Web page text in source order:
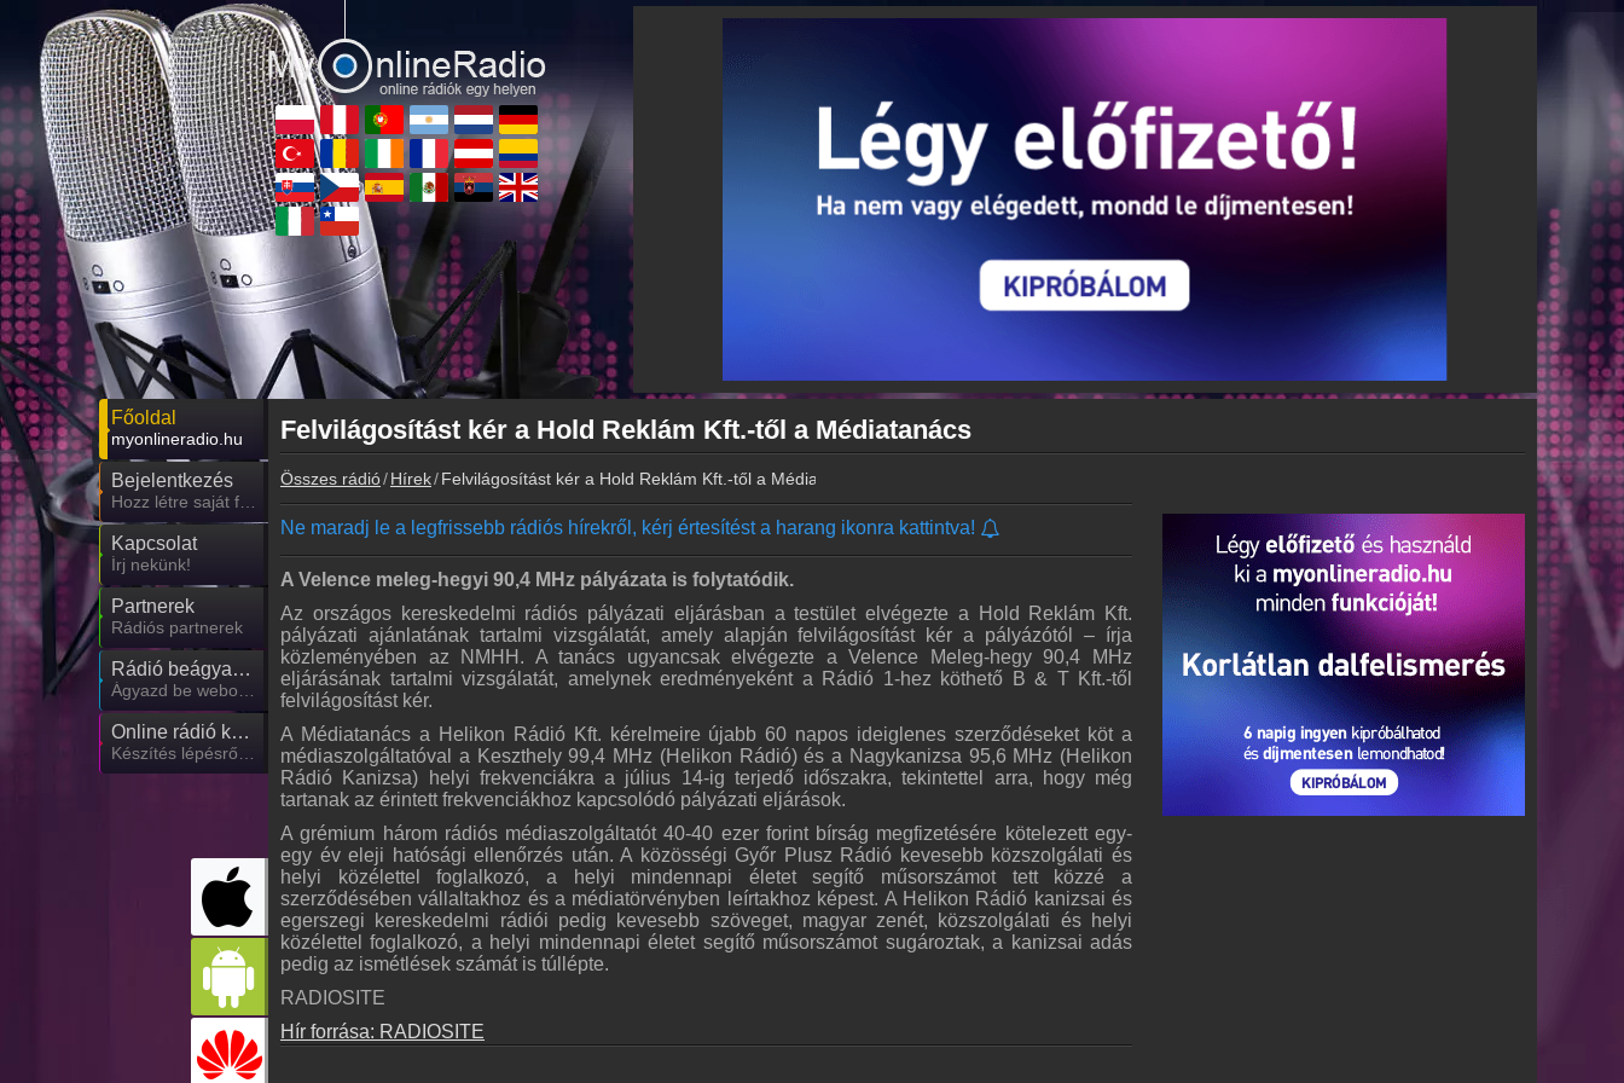
Főoldal
myonlineradio.hu
Bejelentkezés
Hozz létre saját fiókot!
Kapcsolat
Írj nekünk!
Partnerek
Rádiós partnerek
Rádió beágyazás
Ágyazd be weboldaladba
Online rádió készítés
Készítés lépésről lépésre
Felvilágosítást kér a Hold Reklám Kft.-től a Médiatanács
Összes rádió Hírek Felvilágosítást kér a Hold Reklám Kft.-től a Médiatanács
Ne maradj le a legfrissebb rádiós hírekről, kérj értesítést a harang ikonra kattintva!
A Velence meleg-hegyi 90,4 MHz pályázata is folytatódik.
Az országos kereskedelmi rádiós pályázati eljárásban a testület elvégezte a Hold Reklám Kft.
pályázati ajánlatának tartalmi vizsgálatát, amely alapján felvilágosítást kér a pályázótól – írja
közleményében az NMHH. A tanács ugyancsak elvégezte a Velence Meleg-hegy 90,4 MHz
eljárásának tartalmi vizsgálatát, amelynek eredményeként a Rádió 1-hez köthető B & T Kft.-től
felvilágosítást kér.
A Médiatanács a Helikon Rádió Kft. kérelmeire újabb 60 napos ideiglenes szerződéseket köt a
médiaszolgáltatóval a Keszthely 99,4 MHz (Helikon Rádió) és a Nagykanizsa 95,6 MHz (Helikon
Rádió Kanizsa) helyi frekvenciákra a július 14-ig terjedő időszakra, tekintettel arra, hogy még
tartanak az érintett frekvenciákhoz kapcsolódó pályázati eljárások.
A grémium három rádiós médiaszolgáltatót 40-40 ezer forint bírság megfizetésére kötelezett egy-
egy év eleji hatósági ellenőrzés után. A közösségi Győr Plusz Rádió kevesebb közszolgálati és
helyi közélettel foglalkozó, a helyi mindennapi életet segítő műsorszámot tett közzé a
szerződésében vállaltakhoz és a médiatörvényben leírtakhoz képest. A Helikon Rádió kanizsai és
egerszegi kereskedelmi rádiói pedig kevesebb szöveget, magyar zenét, közszolgálati és helyi
közélettel foglalkozó, a helyi mindennapi életet segítő műsorszámot sugároztak, a kanizsai adás
pedig az ismétlések számát is túllépte.
RADIOSITE
Hír forrása: RADIOSITE